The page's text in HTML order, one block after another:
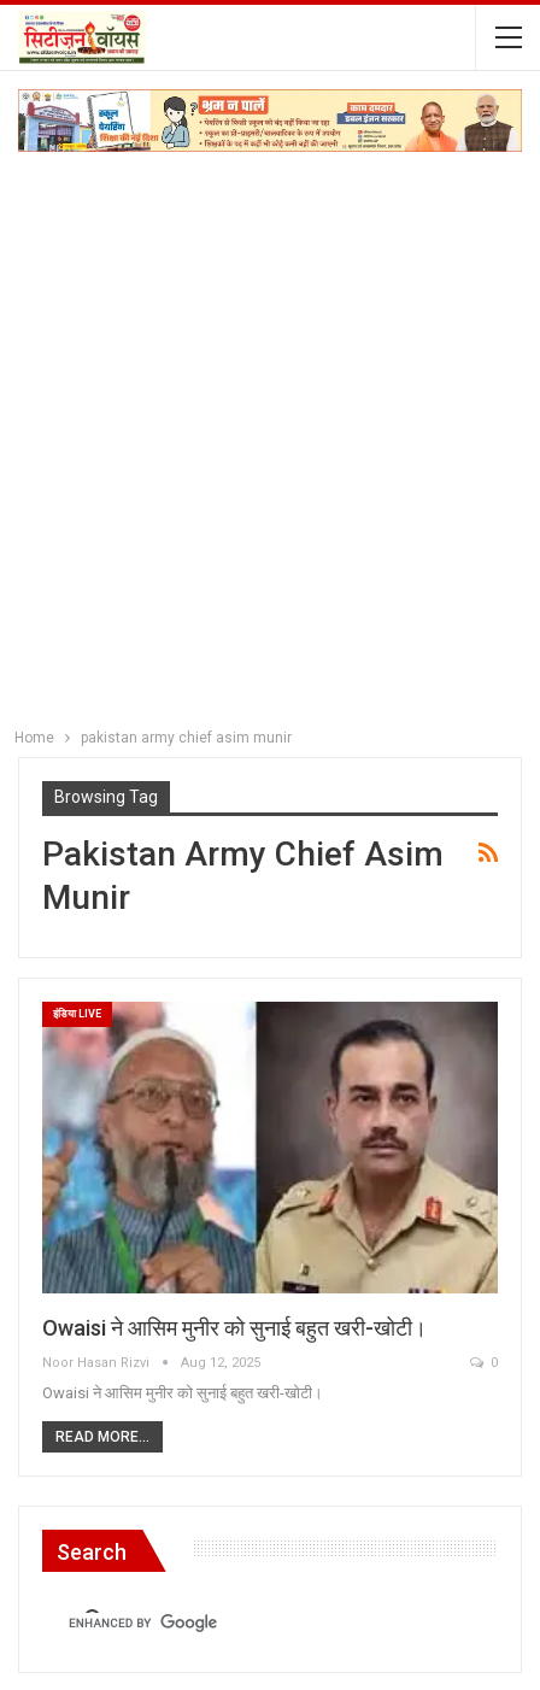
Home pakistan army chief asim munir
Browsing Tag
Pakistan Army Chief Asim
Munir
इंडिया LIVE
Owaisi ने आसिम मुनीर को सुनाई बहुत खरी-खोटी।
Noor Hasan Rizvi Aug 12, 2025 0
Owaisi ने आसिम मुनीर को सुनाई बहुत खरी-खोटी।
READ MORE...
Search